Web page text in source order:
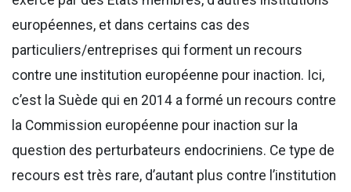
européennes, et dans certains cas des
particuliers/entreprises qui forment un recours
contre une institution européenne pour inaction. Ici,
c’est la Suède qui en 2014 a formé un recours contre
la Commission européenne pour inaction sur la
question des perturbateurs endocriniens. Ce type de
recours est très rare, d’autant plus contre l’institution